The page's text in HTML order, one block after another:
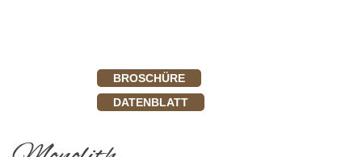
BROSCHÜRE
DATENBLATT